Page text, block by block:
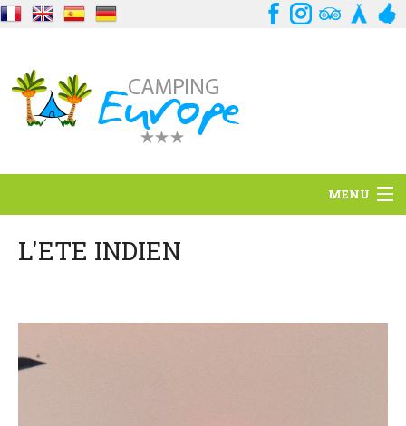
MENU
Situation
Services
Contact
L'ETE INDIEN